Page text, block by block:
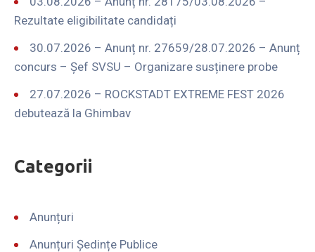
Rezultate eligibilitate candidați
30.07.2026 – Anunț nr. 27659/28.07.2026 – Anunț
concurs – Șef SVSU – Organizare susținere probe
27.07.2026 – ROCKSTADT EXTREME FEST 2026
debutează la Ghimbav
Categorii
Anunțuri
Anunțuri Ședințe Publice